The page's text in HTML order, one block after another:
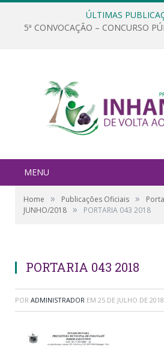
ÚLTIMAS
5ª CONVOCAÇÃO – CONCURSO
MENU
Home » Publicações Oficiais »
JUNHO/2018 » PORTARIA 043 2018
PORTARIA 043 2018
POR ADMINISTRADOR EM 25 DE JULHO DE 2018